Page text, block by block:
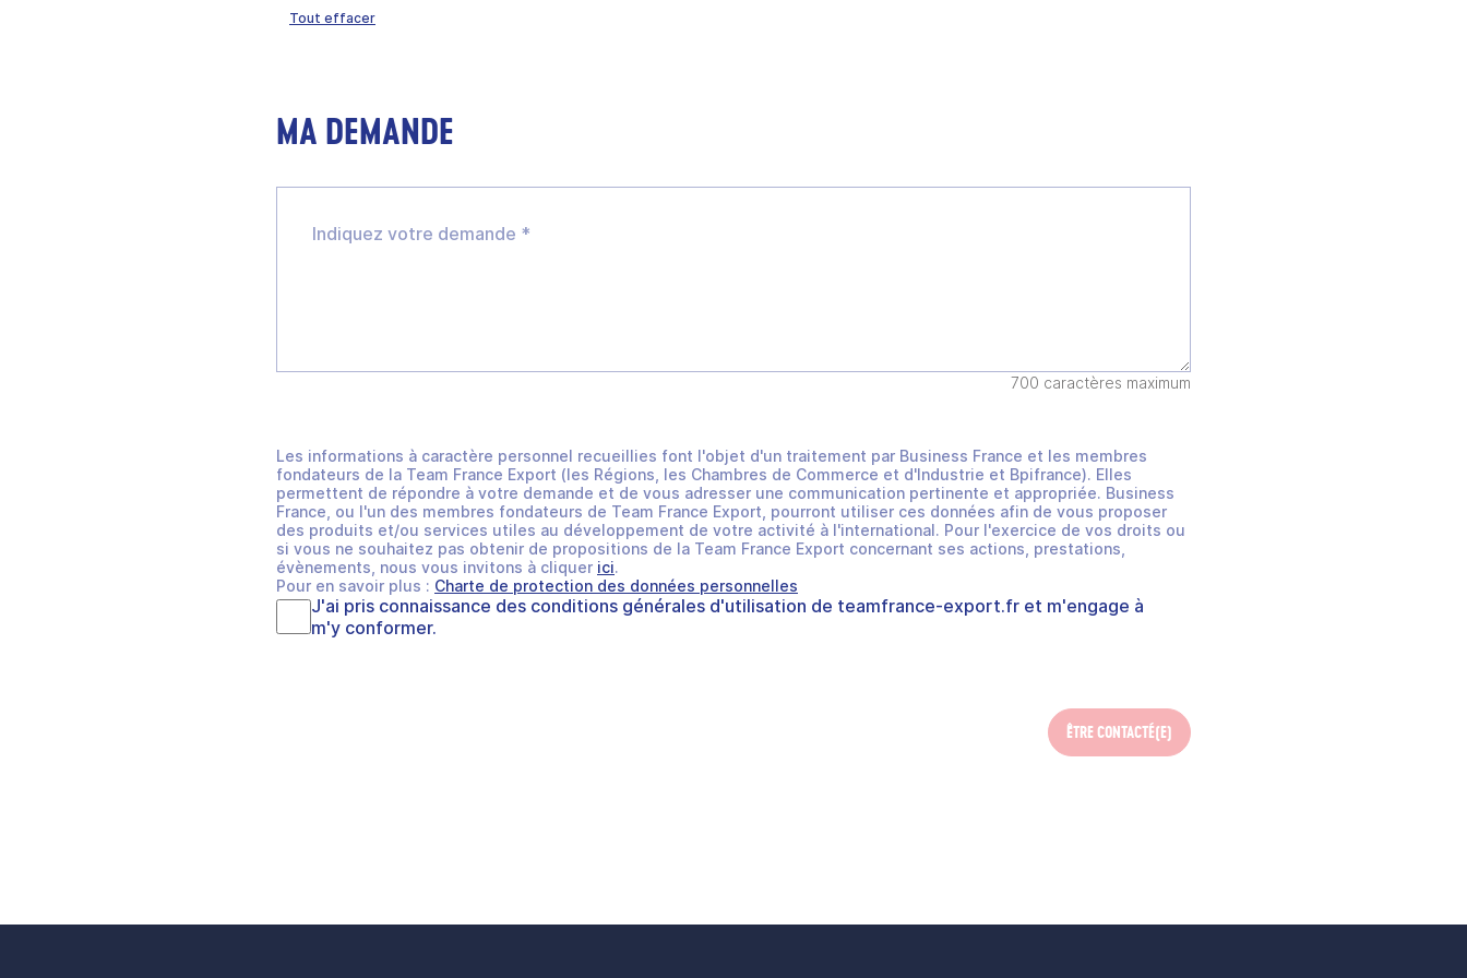
Tout effacer
MA DEMANDE
700 caractères maximum
Les informations à caractère personnel recueillies font l'objet d'un traitement par Business France et les membres
fondateurs de la Team France Export (les Régions, les Chambres de Commerce et d'Industrie et Bpifrance). Elles
permettent de répondre à votre demande et de vous adresser une communication pertinente et appropriée. Business
France, ou l'un des membres fondateurs de Team France Export, pourront utiliser ces données afin de vous proposer
des produits et/ou services utiles au développement de votre activité à l'international. Pour l'exercice de vos droits ou
si vous ne souhaitez pas obtenir de propositions de la Team France Export concernant ses actions, prestations,
évènements, nous vous invitons à cliquer ici.
Pour en savoir plus : Charte de protection des données personnelles
J'ai pris connaissance des conditions générales d'utilisation de teamfrance-export.fr et m'engage à
m'y conformer.
ÊTRE CONTACTÉ(E)